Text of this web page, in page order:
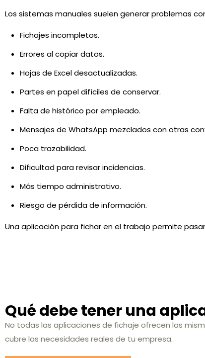
Los sistemas manuales suelen generar problemas
Fichajes incompletos.
Errores al copiar datos.
Hojas de Excel desactualizadas.
Partes en papel difíciles de conservar.
Falta de histórico por empleado.
Mensajes de WhatsApp mezclados con otras
Poca trazabilidad.
Dificultad para revisar incidencias.
Más tiempo administrativo.
Riesgo de pérdida de información.
Una aplicación para fichar en el trabajo permite
Qué debe tener una
No todas las aplicaciones de fichaje ofrecen las
cubre las necesidades reales de tu empresa.